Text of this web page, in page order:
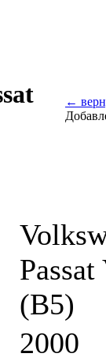
←
(B5)
2000